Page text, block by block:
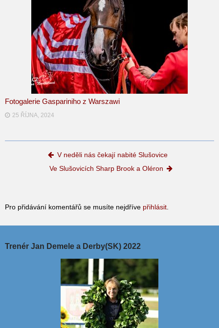
Fotogalerie Gaspariniho z Warszawi
25 ŘÍJNA, 2024
Post navigation
V neděli nás čekají nabité Slušovice
Ve Slušovicích Sharp Brook a Oléron
Pro přidávání komentářů se musíte nejdříve přihlásit
Trenér Jan Demele a Derby(SK) 2022